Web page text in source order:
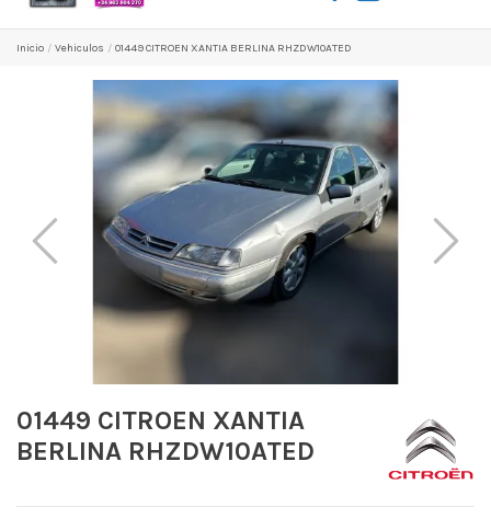
Inicio Vehiculos 01449 CITROEN XANTIA BERLINA RHZDW10ATED
01449 CITROEN XANTIA
BERLINA RHZDW10ATED